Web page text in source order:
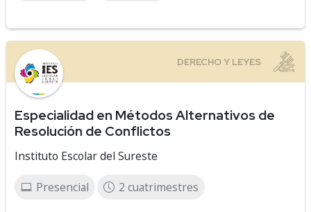
Especialidad en Métodos Alternativos de
Resolución de Conflictos
Instituto Escolar del Sureste
Presencial 2 cuatrimestres